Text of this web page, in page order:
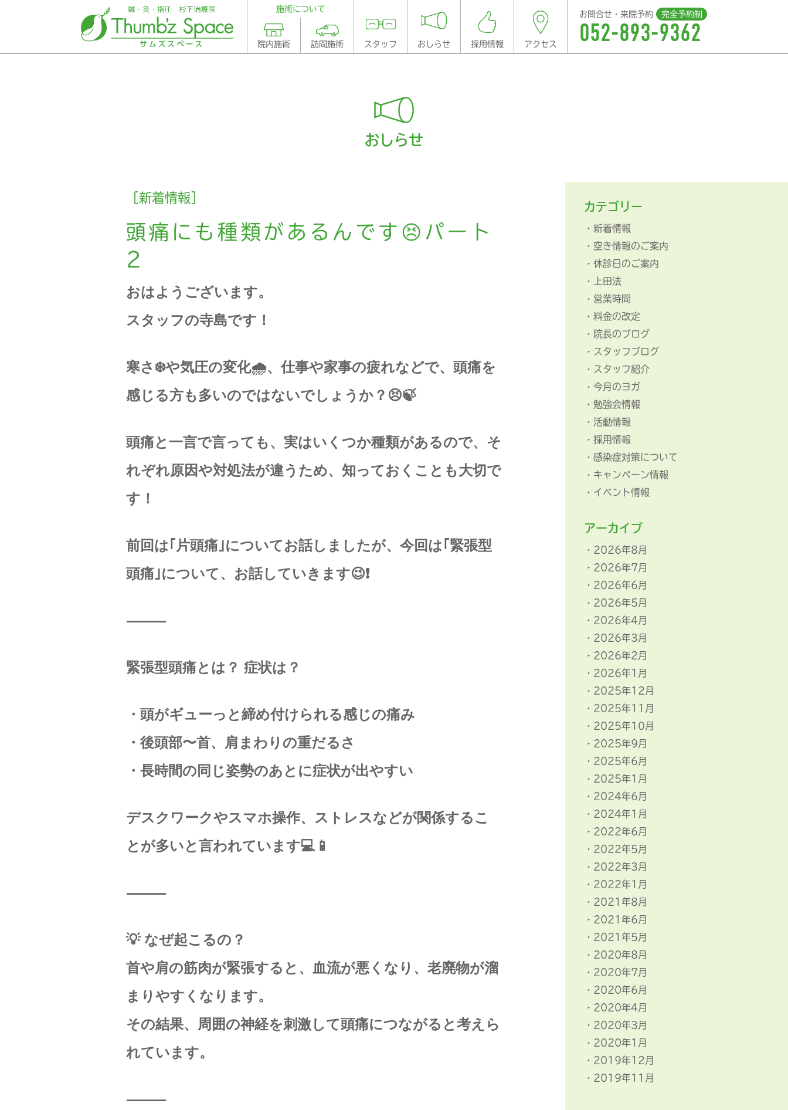
施術について
院内施術 訪問施術 スタッフ おしらせ 採用情報 アクセス
お問合せ・来院予約 完全予約制
052-893-9362
おしらせ
［新着情報］
頭痛にも種類があるんです😣パート
2
おはようございます。
スタッフの寺島です！
寒さ❄️や気圧の変化🌧、仕事や家事の疲れなどで、頭痛を
感じる方も多いのではないでしょうか？😣🍃
頭痛と一言で言っても、実はいくつか種類があるので、そ
れぞれ原因や対処法が違うため、知っておくことも大切で
す！
前回は｢片頭痛｣についてお話しましたが、今回は｢緊張型
頭痛｣について、お話していきます😉❗️
⸻
緊張型頭痛とは？ 症状は？
・頭がギューっと締め付けられる感じの痛み
・後頭部〜首、肩まわりの重だるさ
・長時間の同じ姿勢のあとに症状が出やすい
デスクワークやスマホ操作、ストレスなどが関係するこ
とが多いと言われています💻📱
⸻
💡 なぜ起こるの？
首や肩の筋肉が緊張すると、血流が悪くなり、老廃物が溜
まりやすくなります。
その結果、周囲の神経を刺激して頭痛につながると考えら
れています。
⸻
カテゴリー
新着情報
空き情報のご案内
休診日のご案内
上田法
営業時間
料金の改定
院長のブログ
スタッフブログ
スタッフ紹介
今月のヨガ
勉強会情報
活動情報
採用情報
感染症対策について
キャンペーン情報
イベント情報
アーカイブ
2026年8月
2026年7月
2026年6月
2026年5月
2026年4月
2026年3月
2026年2月
2026年1月
2025年12月
2025年11月
2025年10月
2025年9月
2025年6月
2025年1月
2024年6月
2024年1月
2022年6月
2022年5月
2022年3月
2022年1月
2021年8月
2021年6月
2021年5月
2020年8月
2020年7月
2020年6月
2020年4月
2020年3月
2020年1月
2019年12月
2019年11月